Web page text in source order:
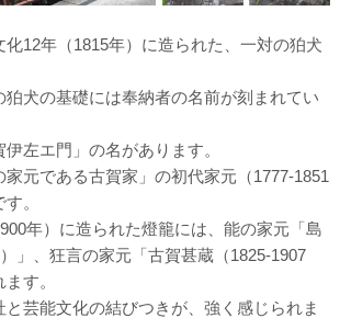
12年（1815年）に造られた、一対の狛犬
狛犬の基礎には奉納者の名前が刻まれてい
左エ門」の名があります。
家元である古賀家」の初代家元（1777-1851
。
年）に造られた燈籠には、能の家元「島
」、狂言の家元「古賀甚蔵（1825-1907
す。
と芸能文化の結びつきが、強く感じられま